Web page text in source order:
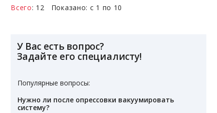
Всего: 12 Показано: с 1 по 10
У Вас есть вопрос?
Задайте его специалисту!
Популярные вопросы:
Нужно ли после опрессовки вакуумировать
систему?